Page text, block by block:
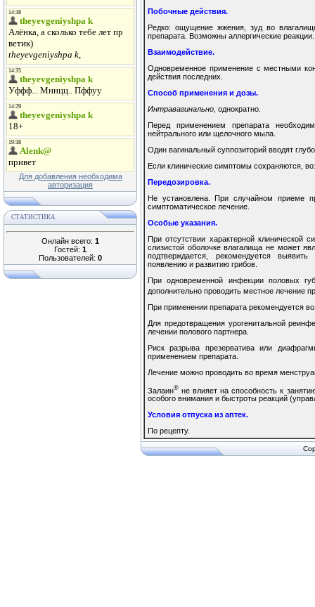
Для добавления необходима
авторизация
СТАТИСТИКА
Онлайн всего: 1
Гостей: 1
Пользователей: 0
Побочные действия.
Редко: ощущение жжения, зуд во
препарата. Возможны аллергические реакции.
Взаимодействие.
Одновременное применение с местными
действия последних.
Способ применения и дозы.
Интравагинально , однократно.
Перед применением препарата
нейтрального или щелочного мыла.
Один вагинальный суппозиторий вводят
Если клинические симптомы сохраняются,
Передозировка.
Не установлена. При случайном приеме
симптоматическое лечение.
Особые указания.
При отсутствии характерной клинической
слизистой оболочке влагалища не может
подтверждается, рекомендуется
появлению и развитию грибов.
При одновременной инфекции половых
дополнительно проводить местное лечение
При применении препарата рекомендуется
Для предотвращения урогенитальной
лечении полового партнера.
Риск разрыва презерватива или
применением препарата.
Лечение можно проводить во время
Залаин® не влияет на способность к
особого внимания и быстроты реакций
Условия отпуска из аптек.
По рецепту.